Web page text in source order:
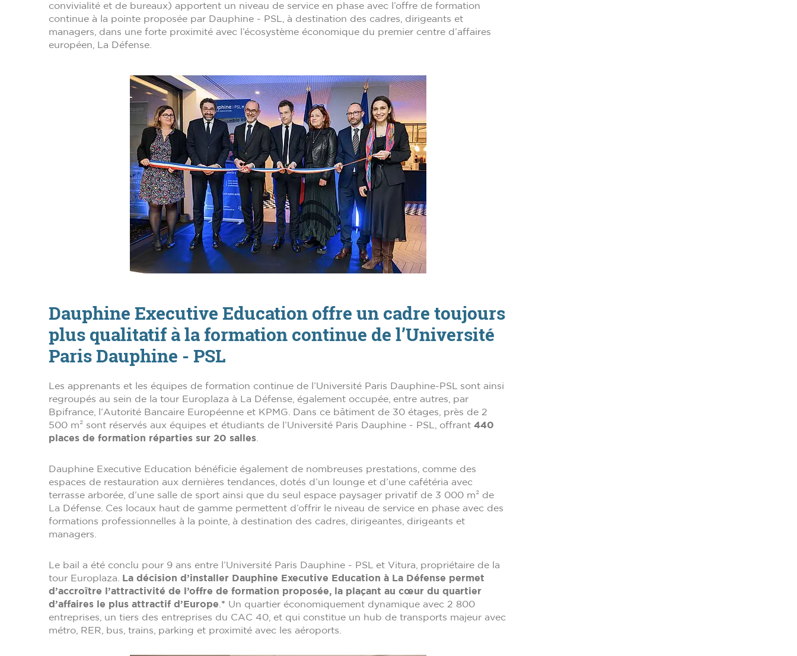
convivialité et de bureaux) apportent un niveau de service en phase avec l’offre de formation
continue à la pointe proposée par Dauphine - PSL, à destination des cadres, dirigeants et
managers, dans une forte proximité avec l’écosystème économique du premier centre d’affaires
européen, La Défense.
Dauphine Executive Education offre un cadre toujours
plus qualitatif à la formation continue de l’Université
Paris Dauphine - PSL
Les apprenants et les équipes de formation continue de l’Université Paris Dauphine-PSL sont ainsi
regroupés au sein de la tour Europlaza à La Défense, également occupée, entre autres, par
Bpifrance, l’Autorité Bancaire Européenne et KPMG. Dans ce bâtiment de 30 étages, près de 2
500 m² sont réservés aux équipes et étudiants de l’Université Paris Dauphine - PSL, offrant 440
places de formation réparties sur 20 salles
Dauphine Executive Education bénéficie également de nombreuses prestations, comme des
espaces de restauration aux dernières tendances, dotés d’un lounge et d’une cafétéria avec
terrasse arborée, d’une salle de sport ainsi que du seul espace paysager privatif de 3 000 m² de
La Défense. Ces locaux haut de gamme permettent d’offrir le niveau de service en phase avec des
formations professionnelles à la pointe, à destination des cadres, dirigeantes, dirigeants et
managers.
Le bail a été conclu pour 9 ans entre l’Université Paris Dauphine - PSL et Vitura, propriétaire de la
tour Europlaza.
La décision d’installer Dauphine Executive Education à La Défense permet
d’accroître l’attractivité de l’offre de formation proposée, la plaçant au cœur du quartier
d’affaires le plus attractif d’Europe * Un quartier économiquement dynamique avec 2 800
entreprises, un tiers des entreprises du CAC 40, et qui constitue un hub de transports majeur avec
métro, RER, bus, trains, parking et proximité avec les aéroports.